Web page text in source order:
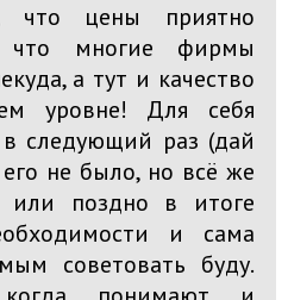
что цены приятно
что многие фирмы
а тут и качество
уровне! Для себя
следующий раз (дай
не было, но всё же
поздно в итоге
и сама
советовать буду.